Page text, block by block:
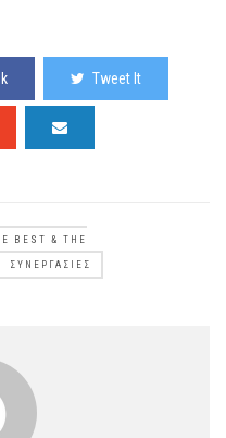
Tweet It
BEST & THE
ΣΥΝΕΡΓΑΣΊΕΣ